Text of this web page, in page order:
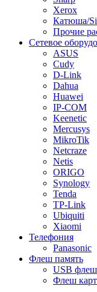
Xerox
Катюша/
Прочие
Сетевое
ASUS
Cudy
D-Link
Dahua
Huawei
IP-COM
Keenetic
Mercusys
MikroTik
Netcraze
Netis
ORIGO
Synology
Tenda
TP-Link
Ubiquiti
Xiaomi
Телефония
Panasonic
Флеш память
USB
Флеш